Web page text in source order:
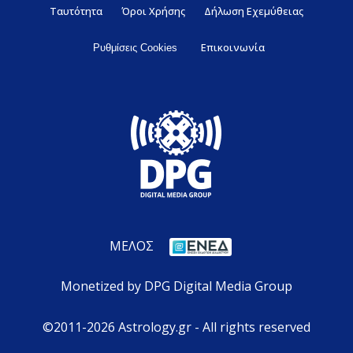
Ταυτότητα Όροι Χρήσης Δήλωση Εχεμύθειας
Ρυθμίσεις Cookies Επικοινωνία
ΜΕΛΟΣ
Monetized by DPG Digital Media Group
©2011-2026 Astrology.gr - All rights reserved